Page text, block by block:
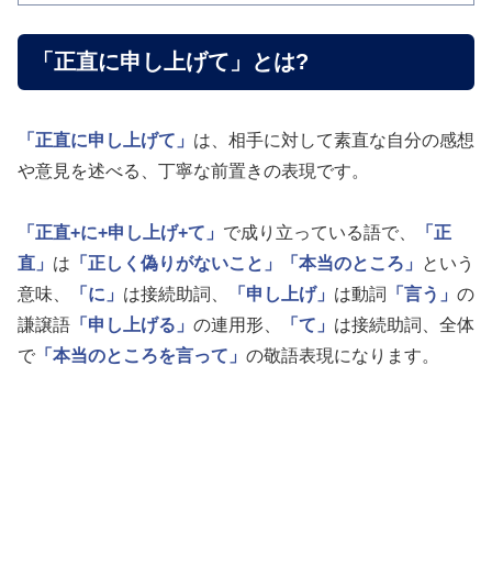
「正直に申し上げて」とは?
「正直に申し上げて」 は、相手に対して素直な自分の感想
や意見を述べる、丁寧な前置きの表現です。
「正直+に+申し上げ+て」 で成り立っている語で、
「正
直」 は 「正しく偽りがないこと」 「本当のところ」
という
意味、
「に」 は接続助詞、 「申し上げ」 は動詞 「言う」 の
謙譲語 「申し上げる」 の連用形、 「て」 は接続助詞、全体
で 「本当のところを言って」 の敬語表現になります。